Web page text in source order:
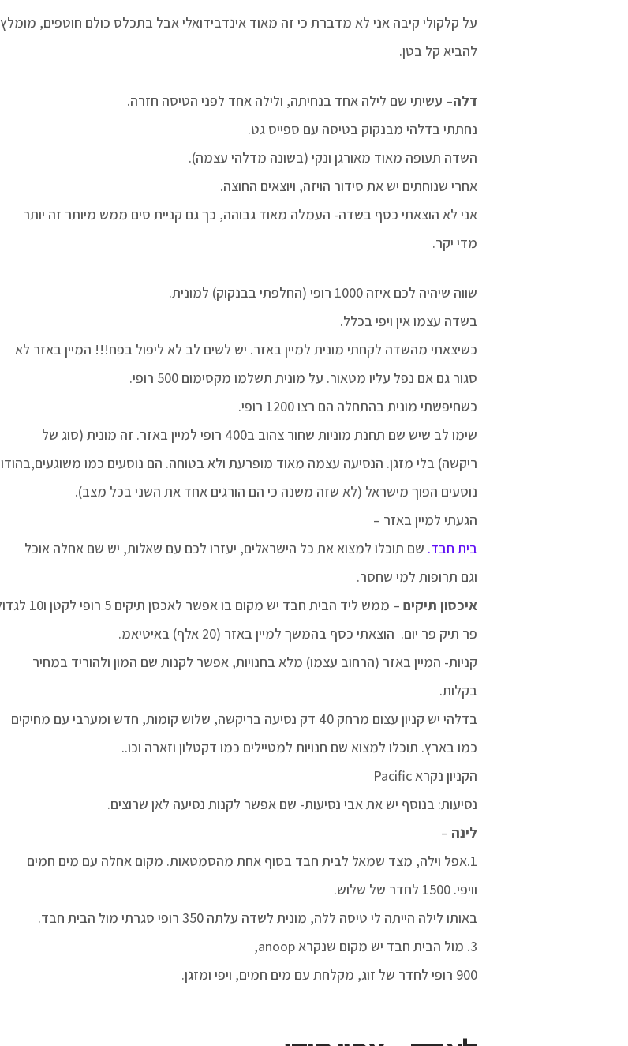
על קלקולי קיבה אני לא מדברת כי זה מאוד אינדבידואלי אבל בתכלס כולם חוטפים, מומלץ
להביא קל בטן.
דלה– עשיתי שם לילה אחד בנחיתה, ולילה אחד לפני הטיסה חזרה.
נחתתי בדלהי מבנקוק בטיסה עם ספייס גט.
השדה תעופה מאוד מאורגן ונקי (בשונה מדלהי עצמה).
אחרי שנוחתים יש את סידור הויזה, ויוצאים החוצה.
אני לא הוצאתי כסף בשדה- העמלה מאוד גבוהה, כך גם קניית סים ממש מיותר זה יותר
מדי יקר.
שווה שיהיה לכם איזה 1000 רופי (החלפתי בבנקוק) למונית.
בשדה עצמו אין ויפי בכלל.
כשיצאתי מהשדה לקחתי מונית למיין באזר. יש לשים לב לא ליפול בפח!!! המיין באזר לא
סגור גם אם נפל עליו מטאור. על מונית תשלמו מקסימום 500 רופי.
כשחיפשתי מונית בהתחלה הם רצו 1200 רופי.
שימו לב שיש שם תחנת מוניות שחור צהוב ב400 רופי למיין באזר. זה מונית (סוג של
ריקשה) בלי מזגן. הנסיעה עצמה מאוד מופרעת ולא בטוחה. הם נוסעים כמו משוגעים,בהודו
נוסעים הפוך מישראל (לא שזה משנה כי הם הורגים אחד את השני בכל מצב).
הגעתי למיין באזר –
בית חבד. שם תוכלו למצוא את כל הישראלים, יעזרו לכם עם שאלות, יש שם אחלה אוכל
וגם תרופות למי שחסר.
איכסון תיקים – ממש ליד הבית חבד יש מקום בו אפשר לאכסן תיקים 5 רופי לקטן ו10 לגדול
פר תיק פר יום. הוצאתי כסף בהמשך למיין באזר (20 אלף) באיטיאמ.
קניות- המיין באזר (הרחוב עצמו) מלא בחנויות, אפשר לקנות שם המון ולהוריד במחיר
בקלות.
בדלהי יש קניון עצום מרחק 40 דק נסיעה בריקשה, שלוש קומות, חדש ומערבי עם מחיקים
כמו בארץ. תוכלו למצוא שם חנויות למטיילים כמו דקטלון וזארה וכו..
הקניון נקרא Pacific
נסיעות: בנוסף יש את אבי נסיעות- שם אפשר לקנות נסיעה לאן שרוצים.
לינה –
1.אפל וילה, מצד שמאל לבית חבד בסוף אחת מהסמטאות. מקום אחלה עם מים חמים
וויפי. 1500 לחדר של שלוש.
באותו לילה הייתה לי טיסה ללה, מונית לשדה עלתה 350 רופי סגרתי מול הבית חבד.
3. מול הבית חבד יש מקום שנקרא anoop,
900 רופי לחדר של זוג, מקלחת עם מים חמים, ויפי ומזגן.